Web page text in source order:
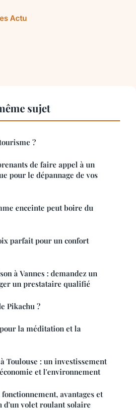
Actu
sujet
?
de faire appel à un
pour le dépannage de vos
enceinte peut boire du
parfait pour un confort
à Vannes : demandez un
un prestataire qualifié
Pikachu ?
la méditation et la
Toulouse : un investissement
et l'environnement
avantages et
d'un volet roulant solaire